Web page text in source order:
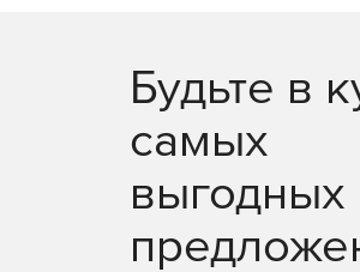
Будьте в
самых
выгодных